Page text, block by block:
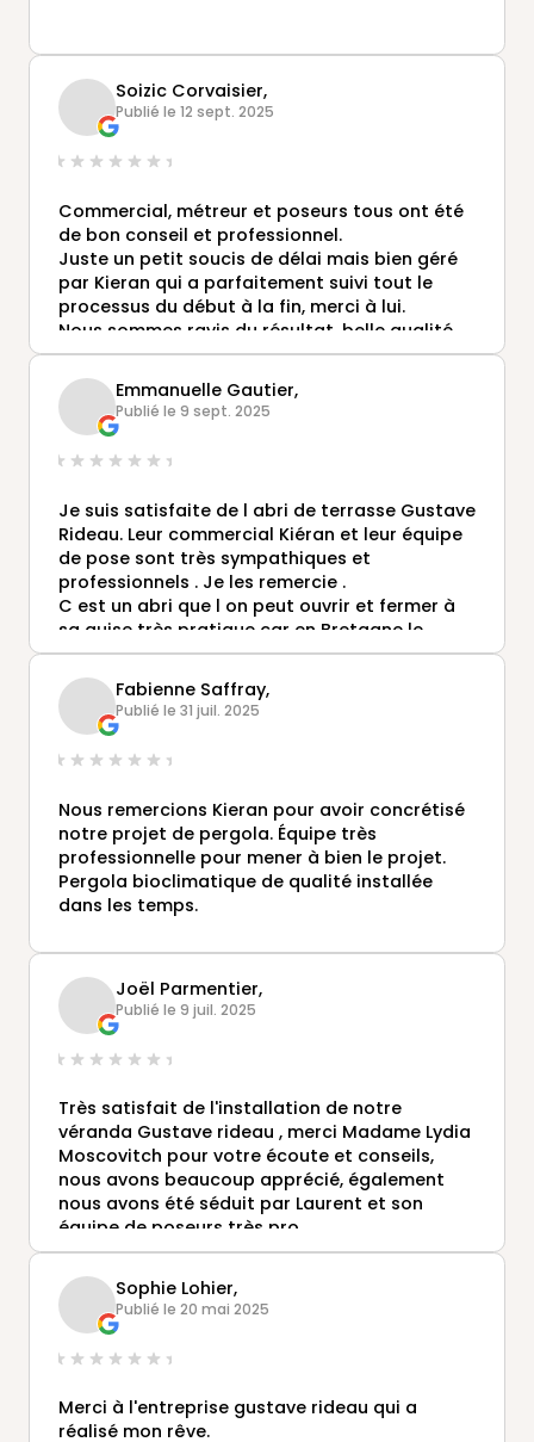
Soizic Corvaisier,
Publié le 12 sept. 2025
Commercial, métreur et poseurs tous ont été
de bon conseil et professionnel.
Juste un petit soucis de délai mais bien géré
par Kieran qui a parfaitement suivi tout le
processus du début à la fin, merci à lui.
Nous sommes ravis du résultat, belle qualité,
belles finitions, grandeur des baies idéales.
Merci à tous et encore merci à Kieran.
Emmanuelle Gautier,
Publié le 9 sept. 2025
Je suis satisfaite de l abri de terrasse Gustave
Rideau. Leur commercial Kiéran et leur équipe
de pose sont très sympathiques et
professionnels . Je les remercie .
C est un abri que l on peut ouvrir et fermer à
sa guise très pratique car en Bretagne le
temps est incertain 😉. Je recommande cette
entreprise
Fabienne Saffray,
Publié le 31 juil. 2025
Nous remercions Kieran pour avoir concrétisé
notre projet de pergola. Équipe très
professionnelle pour mener à bien le projet.
Pergola bioclimatique de qualité installée
dans les temps.
Joël Parmentier,
Publié le 9 juil. 2025
Très satisfait de l'installation de notre
véranda Gustave rideau , merci Madame Lydia
Moscovitch pour votre écoute et conseils,
nous avons beaucoup apprécié, également
nous avons été séduit par Laurent et son
équipe de poseurs très pro.
Une équipe, une enseigne vraiment
sympathique a conseiller sans soucis.
Cordialement.
Coetjo.
Sophie Lohier,
Publié le 20 mai 2025
Merci à l'entreprise gustave rideau qui a
réalisé mon rêve.